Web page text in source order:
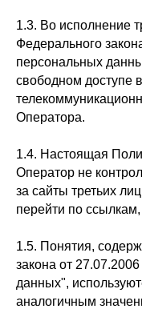
1.3. Во исполнение
Федерального
персональных
свободном доступе
Оператора.
1.4. Настоящая
Оператор не
за сайты третьих
перейти по
1.5. Понятия,
закона от
данных",
аналогичным